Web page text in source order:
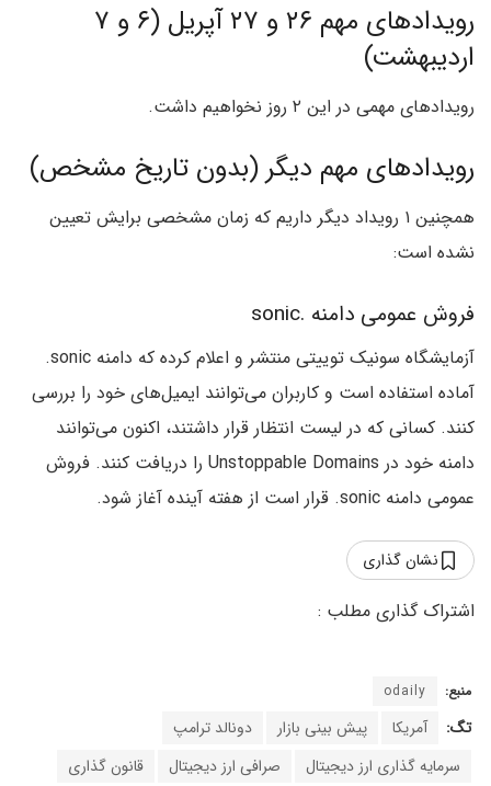
رویدادهای مهم ۲۶ و ۲۷ آپریل (۶ و ۷
اردیبهشت)
رویدادهای مهمی در این ۲ روز نخواهیم داشت.
رویدادهای مهم دیگر (بدون تاریخ مشخص)
همچنین ۱ رویداد دیگر داریم که زمان مشخصی برایش تعیین
نشده است:
فروش عمومی دامنه .sonic
آزمایشگاه سونیک توییتی منتشر و اعلام کرده که دامنه sonic.
آماده استفاده است و کاربران می‌توانند ایمیل‌های خود را بررسی
کنند. کسانی که در لیست انتظار قرار داشتند، اکنون می‌توانند
دامنه خود در Unstoppable Domains را دریافت کنند. فروش
عمومی دامنه sonic. قرار است از هفته آینده آغاز شود.
نشان گذاری
منبع: odaily
تگ: آمریکا پیش بینی بازار
دونالد ترامپ
سرمایه گذاری ارز دیجیتال
صرافی ارز دیجیتال قانون گذاری